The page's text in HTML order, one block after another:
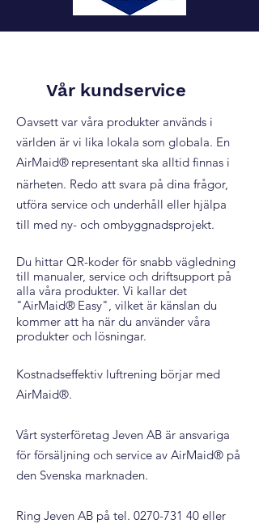
Vår kundservice
Oavsett var våra produkter används i
världen är vi lika lokala som globala. En
AirMaid® representant ska alltid finnas i
närheten. Redo att svara på dina frågor,
utföra service och underhåll eller hjälpa
till med ny- och ombyggnadsprojekt.
Du hittar QR-koder för snabb vägledning
till manualer, service och driftsupport på
alla våra produkter. Vi kallar det
"AirMaid® Easy", vilket är känslan du
kommer att ha när du använder våra
produkter och lösningar.
Kostnadseffektiv luftrening börjar med
AirMaid®.
Vårt systerföretag Jeven AB är ansvariga
för försäljning och service av AirMaid® på
den Svenska marknaden.
Ring Jeven AB på tel. 0270-731 40 eller